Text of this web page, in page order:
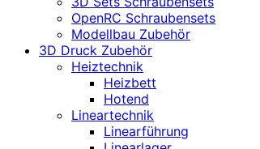
OpenRC Schraubensets
Modellbau Zubehör
3D Druck Zubehör
Heiztechnik
Heizbett
Hotend
Lineartechnik
Linearführung